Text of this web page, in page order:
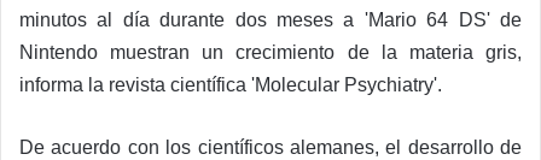
minutos al día durante dos meses a 'Mario 64 DS' de
Nintendo muestran un crecimiento de la materia gris,
informa la revista científica 'Molecular Psychiatry'.
De acuerdo con los científicos alemanes, el desarrollo de